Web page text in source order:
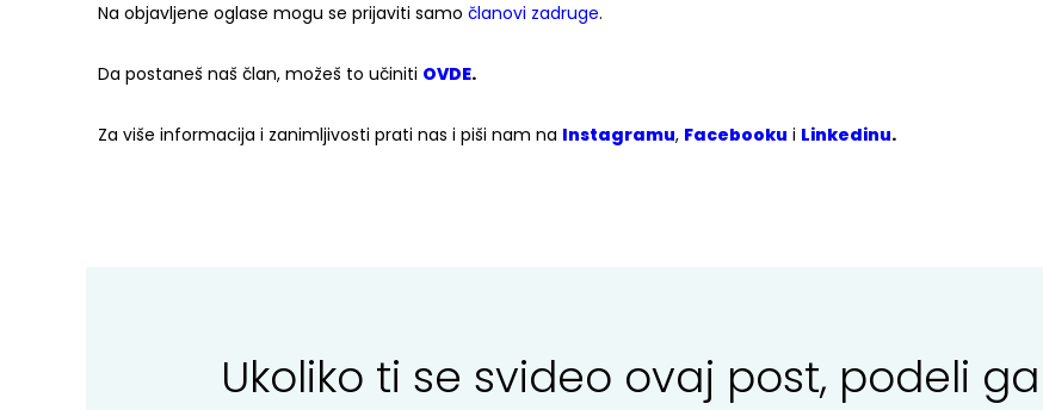
Na objavljene oglase mogu se prijaviti samo članovi zadruge.
Da postaneš naš član, možeš to učiniti OVDE.
Za više informacija i zanimljivosti prati nas i piši nam na Instagramu, Facebooku i Linkedinu.
Ukoliko ti se svideo ovaj post, podeli